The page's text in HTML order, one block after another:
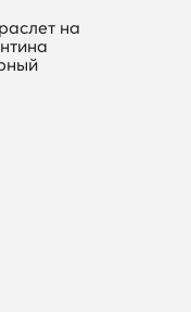
на